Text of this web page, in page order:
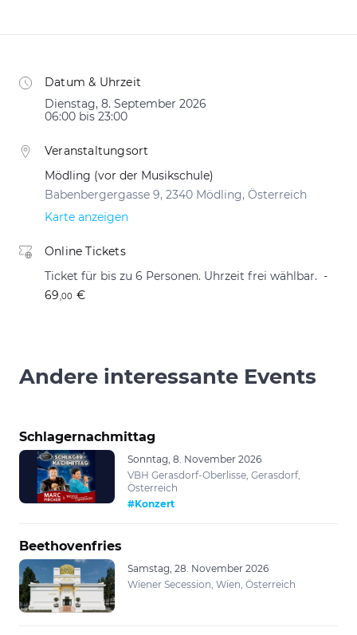
Datum & Uhrzeit
Dienstag, 8. September 2026
06:00 bis 23:00
Veranstaltungsort
Mödling (vor der Musikschule)
Babenbergergasse 9, 2340 Mödling, Österreich
Karte anzeigen
Online Tickets
Ticket für bis zu 6 Personen. Uhrzeit frei wählbar.
69 ,00 €
Andere interessante Events
Schlagernachmittag
Sonntag, 8. November 2026
VBH Gerasdorf-Oberlisse, Gerasdorf,
Österreich
#Konzert
Beethovenfries
Samstag, 28. November 2026
Wiener Secession, Wien, Österreich